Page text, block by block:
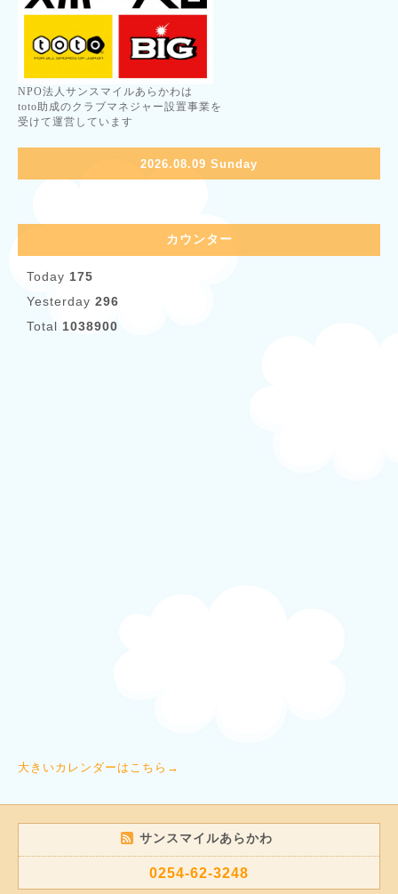
NPO法人サンスマイルあらかわは
toto助成のクラブマネジャー設置事業を
受けて運営しています
2026.08.09 Sunday
カウンター
Today 175
Yesterday 296
Total 1038900
大きいカレンダーはこちら→
サンスマイルあらかわ
0254-62-3248